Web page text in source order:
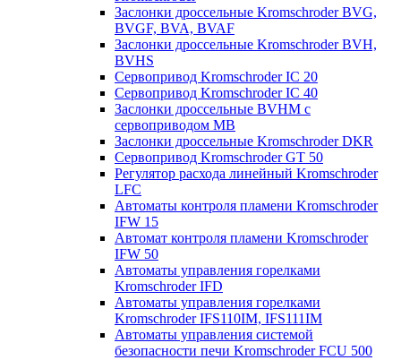
Заслонки дроссельные Kromschroder BVG,
BVGF, BVA, BVAF
Заслонки дроссельные Kromschroder BVH,
BVHS
Сервопривод Kromschroder IC 20
Сервопривод Kromschroder IC 40
Заслонки дроссельные BVHM с
сервоприводом МВ
Заслонки дроссельные Kromschroder DKR
Cервопривод Kromschroder GT 50
Регулятор расхода линейный Kromschroder
LFC
Автоматы контроля пламени Kromschroder
IFW 15
Автомат контроля пламени Kromschroder
IFW 50
Автоматы управления горелками
Kromschroder IFD
Автоматы управления горелками
Kromschroder IFS110IM, IFS111IM
Автоматы управления системой
безопасности печи Kromschroder FCU 500